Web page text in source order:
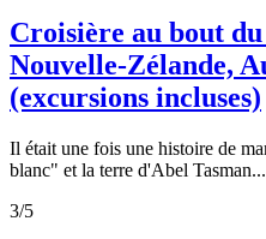
Croisière au bout
Nouvelle-Zélande,
(excursions incluses)
Il était une fois une histoire de
blanc" et la terre d'Abel Tasman...
3/5